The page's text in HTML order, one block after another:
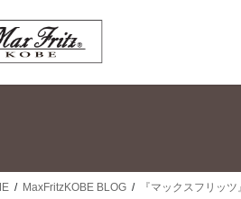
MaxFritzKOBE BLOG 『マックスフリッ